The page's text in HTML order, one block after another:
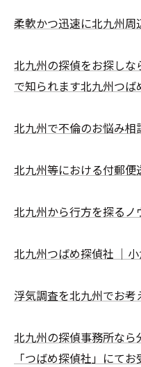
柔軟かつ迅速に北九州周
北九州の探偵をお探しな
で知られます北九州つ
北九州で不倫のお悩み相
北九州等における付郵
北九州から行方を探るノ
北九州つばめ探偵社 ｜
浮気調査を北九州でお考
北九州の探偵事務所なら
「つばめ探偵社」にて